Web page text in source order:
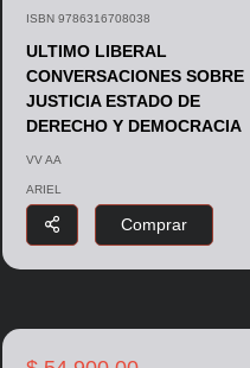
ISBN 9786316708038
ULTIMO LIBERAL
CONVERSACIONES SOBRE
JUSTICIA ESTADO DE
DERECHO Y DEMOCRACIA
VV AA
ARIEL
Comprar